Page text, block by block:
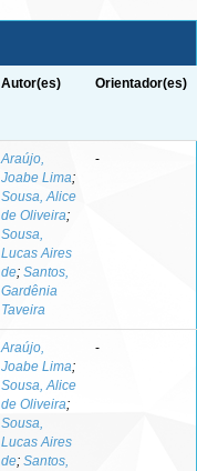
Autor(es) Orientador(es)
Araújo,
Joabe Lima;
Sousa, Alice
de Oliveira;
Sousa,
Lucas Aires
de; Santos,
Gardênia
Taveira
-
Araújo,
Joabe Lima;
Sousa, Alice
de Oliveira;
Sousa,
Lucas Aires
de; Santos,
-